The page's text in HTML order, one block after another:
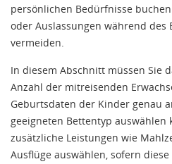
persönlichen Bedürfnisse
oder Auslassungen während des
vermeiden.
In diesem Abschnitt müssen Sie
Anzahl der mitreisenden
Geburtsdaten der Kinder genau
geeigneten Bettentyp auswählen
zusätzliche Leistungen wie
Ausflüge auswählen, sofern